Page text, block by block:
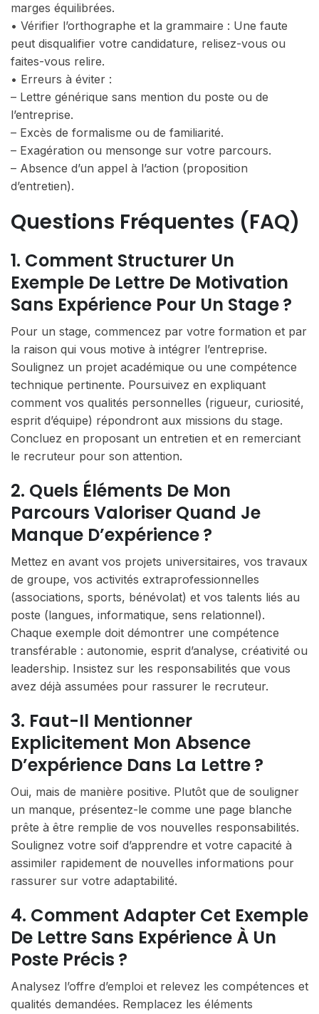
marges équilibrées.
• Vérifier l’orthographe et la grammaire : Une faute
peut disqualifier votre candidature, relisez-vous ou
faites-vous relire.
• Erreurs à éviter :
– Lettre générique sans mention du poste ou de
l’entreprise.
– Excès de formalisme ou de familiarité.
– Exagération ou mensonge sur votre parcours.
– Absence d’un appel à l’action (proposition
d’entretien).
Questions Fréquentes (FAQ)
1. Comment Structurer Un
Exemple De Lettre De Motivation
Sans Expérience Pour Un Stage ?
Pour un stage, commencez par votre formation et par
la raison qui vous motive à intégrer l’entreprise.
Soulignez un projet académique ou une compétence
technique pertinente. Poursuivez en expliquant
comment vos qualités personnelles (rigueur, curiosité,
esprit d’équipe) répondront aux missions du stage.
Concluez en proposant un entretien et en remerciant
le recruteur pour son attention.
2. Quels Éléments De Mon
Parcours Valoriser Quand Je
Manque D’expérience ?
Mettez en avant vos projets universitaires, vos travaux
de groupe, vos activités extraprofessionnelles
(associations, sports, bénévolat) et vos talents liés au
poste (langues, informatique, sens relationnel).
Chaque exemple doit démontrer une compétence
transférable : autonomie, esprit d’analyse, créativité ou
leadership. Insistez sur les responsabilités que vous
avez déjà assumées pour rassurer le recruteur.
3. Faut-Il Mentionner
Explicitement Mon Absence
D’expérience Dans La Lettre ?
Oui, mais de manière positive. Plutôt que de souligner
un manque, présentez-le comme une page blanche
prête à être remplie de vos nouvelles responsabilités.
Soulignez votre soif d’apprendre et votre capacité à
assimiler rapidement de nouvelles informations pour
rassurer sur votre adaptabilité.
4. Comment Adapter Cet Exemple
De Lettre Sans Expérience À Un
Poste Précis ?
Analysez l’offre d’emploi et relevez les compétences et
qualités demandées. Remplacez les éléments